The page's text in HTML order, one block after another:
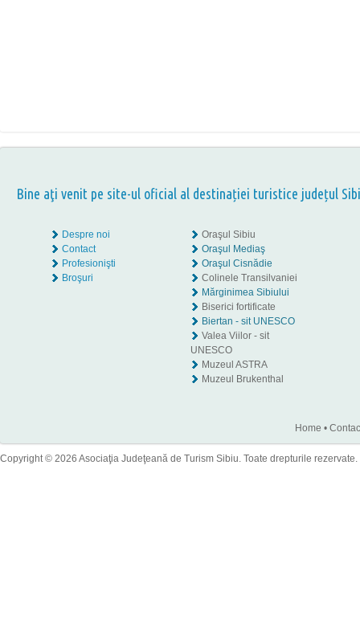
Bine aţi venit pe site-ul oficial al destinației turistice județul
Despre noi
Contact
Profesionişti
Broşuri
Oraşul Sibiu
Oraşul Mediaş
Oraşul Cisnădie
Colinele Transilvaniei
Mărginimea Sibiului
Biserici fortificate
Biertan - sit UNESCO
Valea Viilor - sit
UNESCO
Muzeul ASTRA
Muzeul Brukenthal
Home •
Copyright © 2026 Asociaţia Judeţeană de Turism Sibiu. Toate drepturile rezervate.